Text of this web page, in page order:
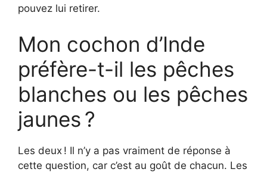
pouvez lui retirer.
Mon cochon d’Inde
préfère-t-il les pêches
blanches ou les pêches
jaunes ?
Les deux ! Il n’y a pas vraiment de réponse à
cette question, car c’est au goût de chacun. Les